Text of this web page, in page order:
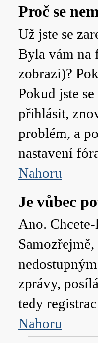
Proč se
Už jste se
Byla vám na
zobrazí)?
Pokud jste
přihlásit,
problém, a
nastavení
Nahoru
Je vůbec
Ano.
zprávy,
tedy
Nahoru